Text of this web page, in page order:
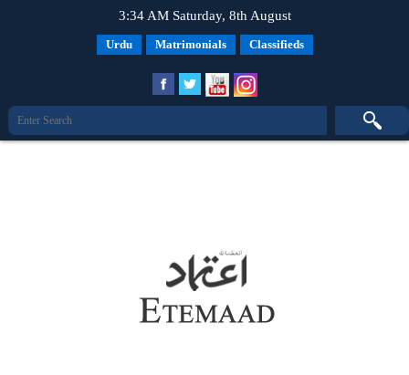
3:34 AM Saturday, 8th August
Urdu Matrimonials Classifieds